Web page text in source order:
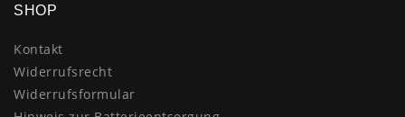
SHOP
Kontakt
Widerrufsrecht
Widerrufsformular